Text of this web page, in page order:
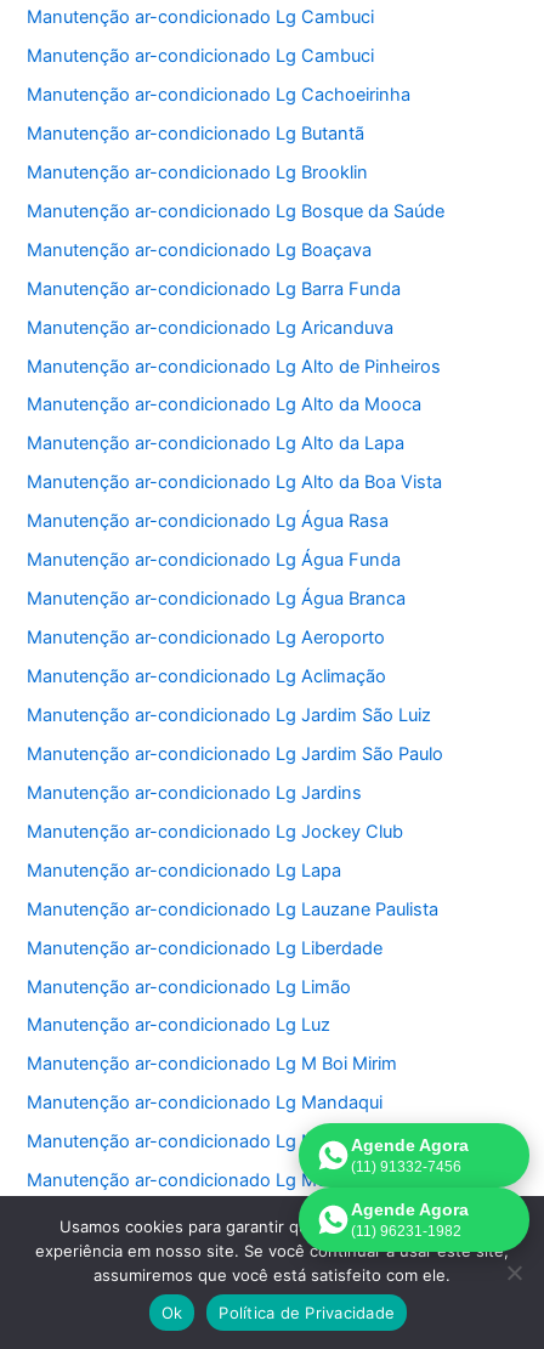
Manutenção ar-condicionado Lg Cambuci
Manutenção ar-condicionado Lg Cambuci
Manutenção ar-condicionado Lg Cachoeirinha
Manutenção ar-condicionado Lg Butantã
Manutenção ar-condicionado Lg Brooklin
Manutenção ar-condicionado Lg Bosque da Saúde
Manutenção ar-condicionado Lg Boaçava
Manutenção ar-condicionado Lg Barra Funda
Manutenção ar-condicionado Lg Aricanduva
Manutenção ar-condicionado Lg Alto de Pinheiros
Manutenção ar-condicionado Lg Alto da Mooca
Manutenção ar-condicionado Lg Alto da Lapa
Manutenção ar-condicionado Lg Alto da Boa Vista
Manutenção ar-condicionado Lg Água Rasa
Manutenção ar-condicionado Lg Água Funda
Manutenção ar-condicionado Lg Água Branca
Manutenção ar-condicionado Lg Aeroporto
Manutenção ar-condicionado Lg Aclimação
Manutenção ar-condicionado Lg Jardim São Luiz
Manutenção ar-condicionado Lg Jardim São Paulo
Manutenção ar-condicionado Lg Jardins
Manutenção ar-condicionado Lg Jockey Club
Manutenção ar-condicionado Lg Lapa
Manutenção ar-condicionado Lg Lauzane Paulista
Manutenção ar-condicionado Lg Liberdade
Manutenção ar-condicionado Lg Limão
Manutenção ar-condicionado Lg Luz
Manutenção ar-condicionado Lg M Boi Mirim
Manutenção ar-condicionado Lg Mandaqui
Manutenção ar-condicionado Lg Moema
Manutenção ar-condicionado Lg Mooca
Manutenção ar-condicionado Lg Morumbi
Manutenção ar-condicionado Lg Pacaembu
Manutenção ar-condicionado Lg Paineiras do Morumbi
Manutenção ar-condicionado Lg Vila Sônia
Agende Agora
(11) 91332-7456
Agende Agora
(11) 96231-1982
Usamos cookies para garantir que oferecemos a melhor
experiência em nosso site. Se você continuar a usar este site,
assumiremos que você está satisfeito com ele.
Ok
Política de Privacidade